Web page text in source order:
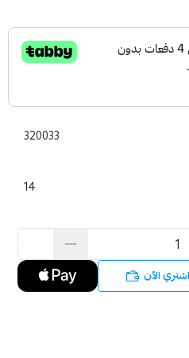
320033
14
اشتري الآن